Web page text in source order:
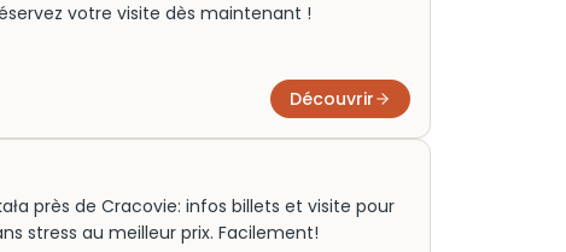
votre visite dès maintenant !
Découvrir
près de Cracovie: infos billets et visite pour
stress au meilleur prix. Facilement!